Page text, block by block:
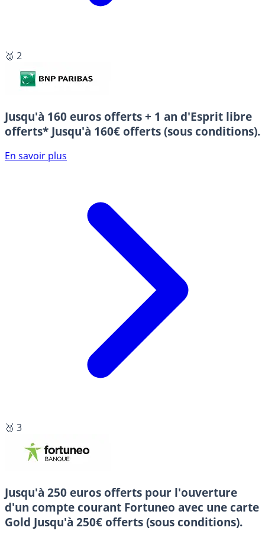
🥈 2
Jusqu'à 160 euros offerts + 1 an d'Esprit libre
offerts* Jusqu'à 160€ offerts (sous conditions).
En savoir plus
🥉 3
Jusqu'à 250 euros offerts pour l'ouverture
d'un compte courant Fortuneo avec une carte
Gold Jusqu'à 250€ offerts (sous conditions).